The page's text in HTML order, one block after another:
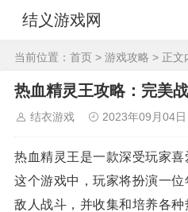
结义游戏网
当前位置： 首页 > 游戏攻略 > 正文
热血精灵王攻略：完美
结衣游戏 2023年09月04
热血精灵王是一款深受玩家
这个游戏中，玩家将扮演一
敌人战斗，并收集和培养各